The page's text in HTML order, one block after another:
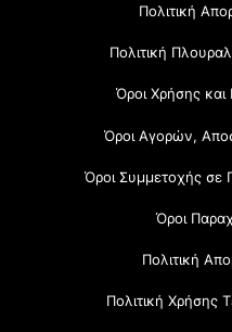
Πολιτική
Πολιτική
Όροι Χρήσης και
Όροι Αγορών,
Όροι Συμμετοχής σε
Όροι
Πολιτική
Πολιτική Χρήσης